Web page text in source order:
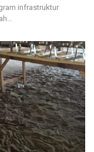
infrastruktur